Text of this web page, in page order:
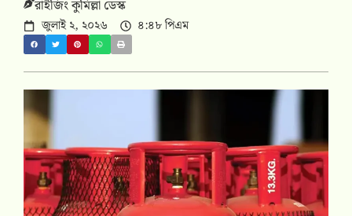
রাইজিং কুমিল্লা ডেস্ক
জুলাই ২, ২০২৬ ৪:৪৮ পিএম